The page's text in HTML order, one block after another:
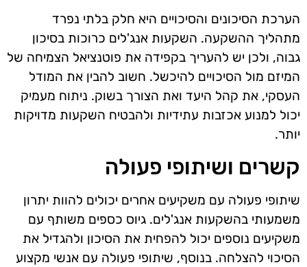
הערכת הסיכונים והסיכויים היא חלק בלתי נפרד
מתהליך ההשקעה. השקעות אנג'לים כרוכות בסיכון
גבוה, ולכן יש להעריך בקפידה את פוטנציאל הצמיחה של
המיזם מול הסיכויים להיכשל. חשוב להבין את המודל
העסקי, את קהל היעד ואת הצורך בשוק. ניתוח מעמיק
יכול למנוע אכזבות עתידיות ולהבטיח השקעות מדויקות
יותר.
קשרים ושיתופי פעולה
שיתופי פעולה עם משקיעים אחרים יכולים להוות יתרון
משמעותי בהשקעות אנג'לים. גיוס כספים משותף עם
משקיעים נוספים יכול להפחית את הסיכון ולהגדיל את
הסיכוי להצלחה. בנוסף, שיתופי פעולה עם אנשי מקצוע